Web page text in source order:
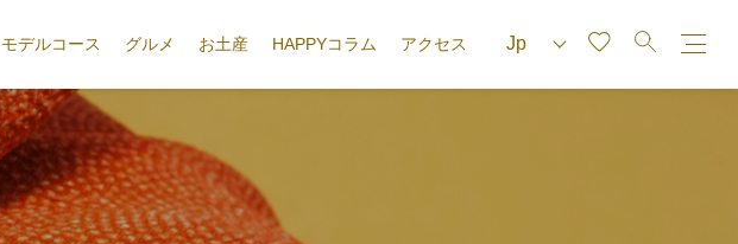
モデルコース グルメ お土産 HAPPYコラム アクセス